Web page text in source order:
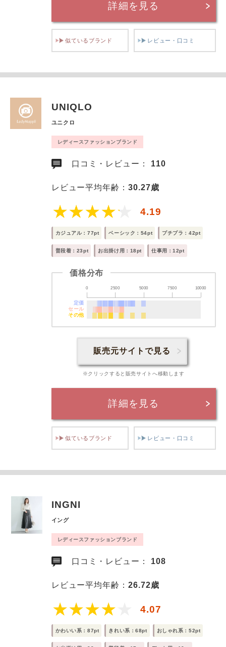
詳細を見る
似ているブランド レビュー・口コミ
UNIQLO
ユニクロ
レディースファッションブランド
口コミ・レビュー： 110
レビュー平均年齢：30.27歳
4.19
カジュアル：77pt ベーシック：54pt プチプラ：42pt
普段着：23pt お出掛け用：18pt 仕事用：12pt
価格分布
0 2500 5000 7500 10000
定価
セール
その他
販売元サイトで見る
※クリックすると販売サイトへ移動します
詳細を見る
似ているブランド レビュー・口コミ
INGNI
イング
レディースファッションブランド
口コミ・レビュー： 108
レビュー平均年齢：26.72歳
4.07
かわいい系：87pt きれい系：68pt おしゃれ系：52pt